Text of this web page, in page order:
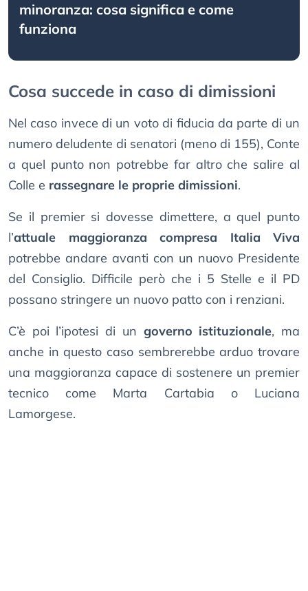
minoranza: cosa significa e come
funziona
Cosa succede in caso di dimissioni
Nel caso invece di un voto di fiducia da parte di un
numero deludente di senatori (meno di 155), Conte
a quel punto non potrebbe far altro che salire al
Colle e rassegnare le proprie dimissioni.
Se il premier si dovesse dimettere, a quel punto
l’attuale maggioranza compresa Italia Viva
potrebbe andare avanti con un nuovo Presidente
del Consiglio. Difficile però che i 5 Stelle e il PD
possano stringere un nuovo patto con i renziani.
C’è poi l’ipotesi di un governo istituzionale, ma
anche in questo caso sembrerebbe arduo trovare
una maggioranza capace di sostenere un premier
tecnico come Marta Cartabia o Luciana
Lamorgese.